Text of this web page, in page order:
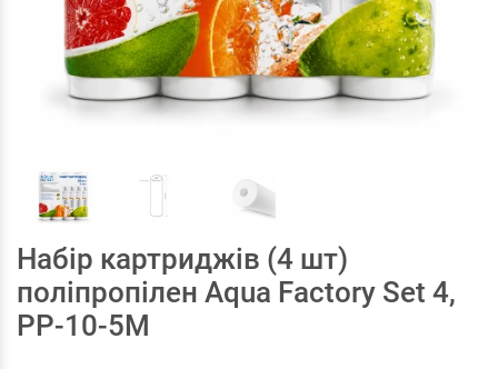
Набір картриджів (4 шт)
поліпропілен Aqua Factory Set 4,
PP-10-5M